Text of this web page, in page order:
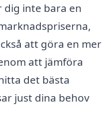
dig inte bara en
att göra en mer
att jämföra
det bästa
just dina behov